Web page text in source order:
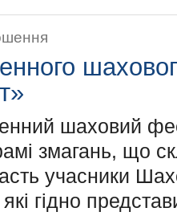
шаховий
змагань, що
учасники
гідно